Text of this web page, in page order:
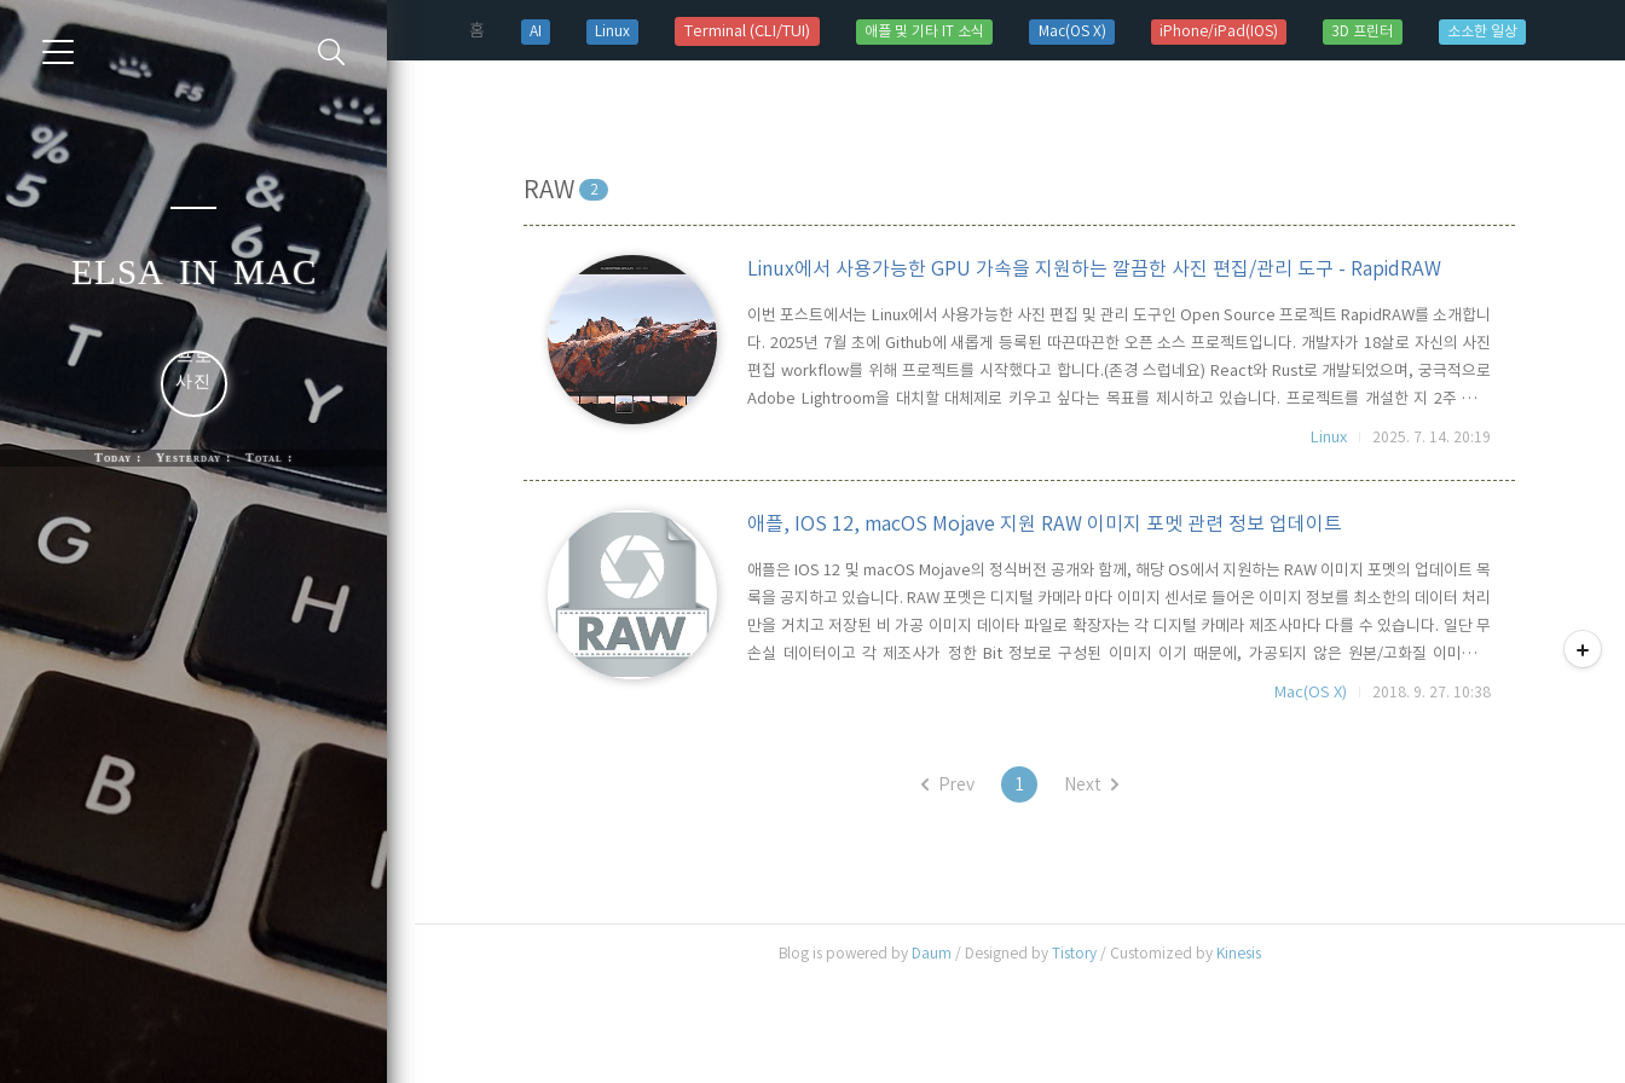
홈(current)
AI Linux Terminal (CLI/TUI) 애플 및 기타 IT 소식 Mac(OS X) iPhone/iPad(IOS) 3D 프린터 소소한 일상
elsa in mac
Today : Yesterday : Total :
RAW 2
Linux에서 사용가능한 GPU 가속을 지원하는 깔끔한 사진 편집/관리 도구 - RapidRAW
이번 포스트에서는 Linux에서 사용가능한 사진 편집 및 관리 도구인 Open Source 프로젝트 RapidRAW를 소개합니
다. 2025년 7월 초에 Github에 새롭게 등록된 따끈따끈한 오픈 소스 프로젝트입니다. 개발자가 18살로 자신의 사진
편집 workflow를 위해 프로젝트를 시작했다고 합니다.(존경 스럽네요) React와 Rust로 개발되었으며, 궁극적으로
Adobe Lightroom을 대치할 대체제로 키우고 싶다는 목표를 제시하고 있습니다. 프로젝트를 개설한 지 2주 만에
1,600개의 star로 높은 지지를 받고 있습니다. 30MB 수준의 매우 작은 패키지로 구성되어 있지만, Linux, macOS,
Linux 2025. 7. 14. 20:19
애플, IOS 12, macOS Mojave 지원 RAW 이미지 포멧 관련 정보 업데이트
애플은 IOS 12 및 macOS Mojave의 정식버전 공개와 함께, 해당 OS에서 지원하는 RAW 이미지 포멧의 업데이트 목
록을 공지하고 있습니다. RAW 포멧은 디지털 카메라 마다 이미지 센서로 들어온 이미지 정보를 최소한의 데이터 처리
만을 거치고 저장된 비 가공 이미지 데이타 파일로 확장자는 각 디지털 카메라 제조사마다 다를 수 있습니다. 일단 무
손실 데이터이고 각 제조사가 정한 Bit 정보로 구성된 이미지 이기 때문에, 가공되지 않은 원본/고화질 이미지이
죠..OS에서 RAW 데이터를 지원하지 않는 경우, OS가 지원하는 일반적인 이미지 포멧인 Jpg나 png등으로 변환을 해
Mac(OS X) 2018. 9. 27. 10:38
Prev 1 Next
Blog is powered by Daum / Designed by Tistory/ Customized by Kinesis
티스토리툴바